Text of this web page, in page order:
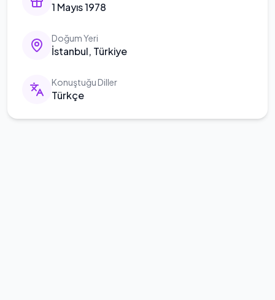
1 Mayıs 1978
Doğum Yeri
İstanbul, Türkiye
Konuştuğu Diller
Türkçe